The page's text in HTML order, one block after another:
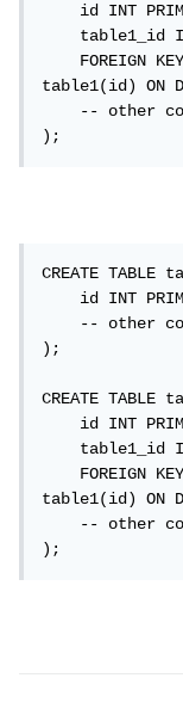
    id INT PRIMARY KEY AUTO_INCREMENT,
    table1_id INT,
    FOREIGN KEY (table1_id) REFERENCES
table1(id) ON
    -- other columns
);
CREATE TABLE
    id INT PRIMARY KEY AUTO_INCREMENT,
    -- other columns
);
CREATE TABLE
    id INT PRIMARY KEY AUTO_INCREMENT,
    table1_id INT,
    FOREIGN KEY (table1_id) REFERENCES
table1(id) ON
    -- other columns
);